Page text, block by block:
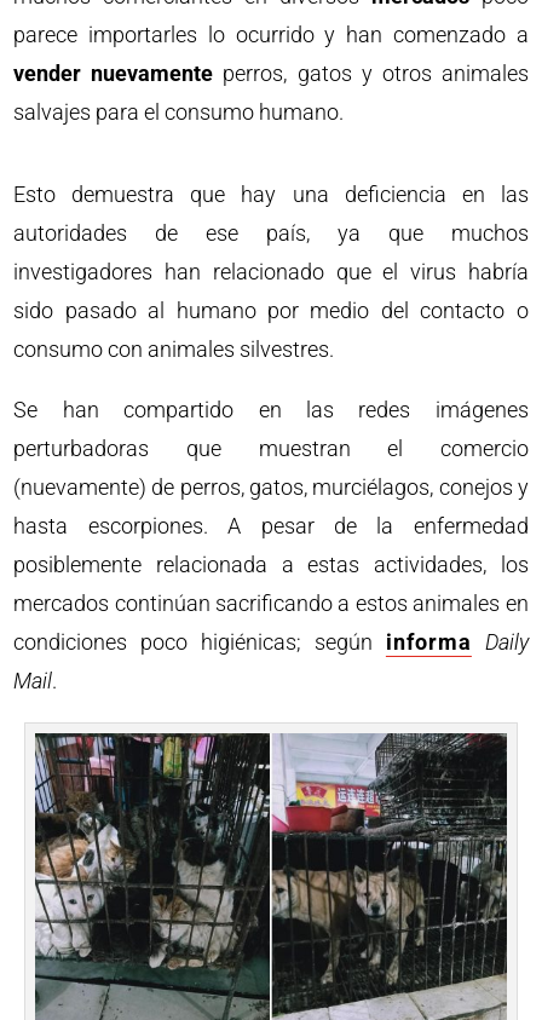
parece importarles lo ocurrido y han comenzado a
vender nuevamente perros, gatos y otros animales
salvajes para el consumo humano.
Esto demuestra que hay una deficiencia en las
autoridades de ese país, ya que muchos
investigadores han relacionado que el virus habría
sido pasado al humano por medio del contacto o
consumo con animales silvestres.
Se han compartido en las redes imágenes
perturbadoras que muestran el comercio
(nuevamente) de perros, gatos, murciélagos, conejos y
hasta escorpiones. A pesar de la enfermedad
posiblemente relacionada a estas actividades, los
mercados continúan sacrificando a estos animales en
condiciones poco higiénicas; según informa
Daily
Mail.